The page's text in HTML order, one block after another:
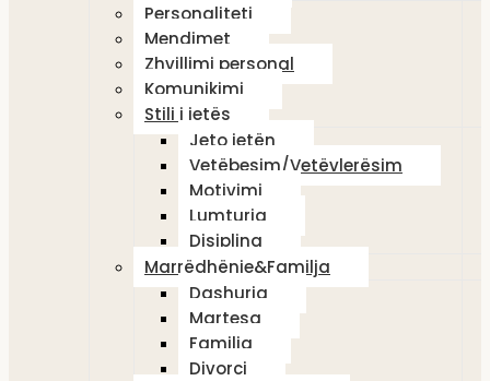
Personaliteti
Mendimet
Zhvillimi personal
Komunikimi
Stili i jetës
Jeto jetën
Vetëbesim/Vetëvlerësim
Motivimi
Lumturia
Disiplina
Marrëdhënie&Familja
Dashuria
Martesa
Familja
Divorci